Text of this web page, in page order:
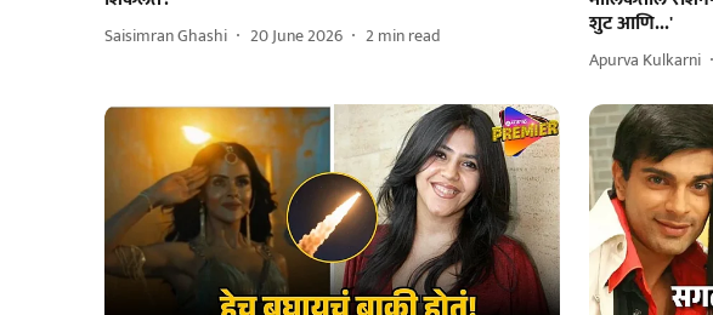
Saisimran Ghashi 20 June 2026 2min read शुट आणि...'
Apurva Kulkarni